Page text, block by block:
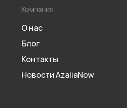
Компания
О нас
Блог
Контакты
Новости AzaliaNow